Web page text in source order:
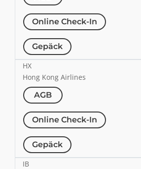
Online Check-In
Gepäck
HX
Hong Kong Airlines
AGB
Online Check-In
Gepäck
IB